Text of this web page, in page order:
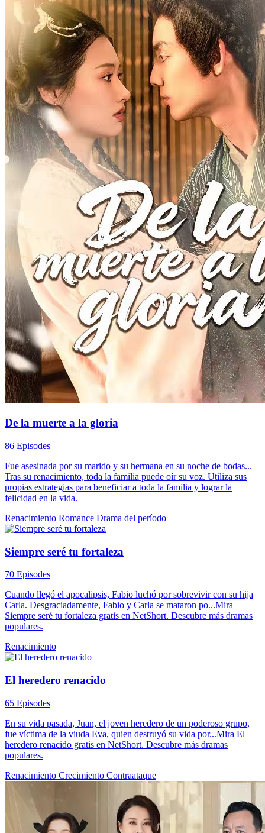
De la muerte a la gloria
86 Episodes
Fue asesinada por su marido y su hermana en su noche de bodas...
Tras su renacimiento, toda la familia puede oír su voz. Utiliza sus
propias estrategias para beneficiar a toda la familia y lograr la
felicidad en la vida.
Renacimiento Romance Drama del período
Siempre seré tu fortaleza
70 Episodes
Cuando llegó el apocalipsis, Fabio luchó por sobrevivir con su hija
Carla. Desgraciadamente, Fabio y Carla se mataron po...Mira
Siempre seré tu fortaleza gratis en NetShort. Descubre más dramas
populares.
Renacimiento
El heredero renacido
65 Episodes
En su vida pasada, Juan, el joven heredero de un poderoso grupo,
fue víctima de la viuda Eva, quien destruyó su vida por...Mira El
heredero renacido gratis en NetShort. Descubre más dramas
populares.
Renacimiento Crecimiento Contraataque